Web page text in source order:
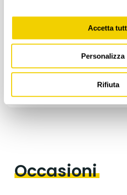
Accetta
Personalizza
Rifiuta
autorizzo al
personali
Occasioni